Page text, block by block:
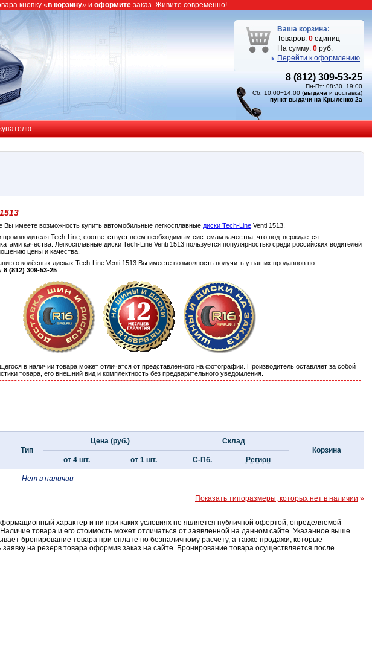
Ваша корзина:
Товаров: 0 единиц
На сумму: 0 руб.
Перейти к оформлению
8 (812) 309-53-25
Пн-Пт: 08:30−19:00
Сб: 10:00−14:00 (выдача и доставка)
пункт выдачи на Крыленко 2а
Вы имеете возможность купить автомобильные легкосплавные диски Tech-Line Venti 1513.
производителя Tech-Line, соответствует всем необходимым системам качества, что подтверждается
качества. Легкосплавные диски Tech-Line Venti 1513 пользуется популярностью среди российских водителей
цены и качества.
о колёсных дисках Tech-Line Venti 1513 Вы имеете возможность получить у наших продавцов по
8 (812) 309-53-25
в наличии товара может отличатся от представленного на фотографии. Производитель оставляет за собой
товара, его внешний вид и комплектность без предварительного уведомления.
Тип
Цена (руб.)
Склад
Корзина
от 4 шт.
от 1 шт. С-Пб. Регион
Нет в наличии
Показать типоразмеры, которых нет в наличии »
характер и ни при каких условиях не является публичной офертой, определяемой
товара и его стоимость может отличаться от заявленной на данном сайте. Указанное выше
бронирование товара при оплате по безналичному расчету, а также продажи, которые
на резерв товара оформив заказ на сайте. Бронирование товара осуществляется после
кнопку «в корзину» и оформите заказ. Живите современно!